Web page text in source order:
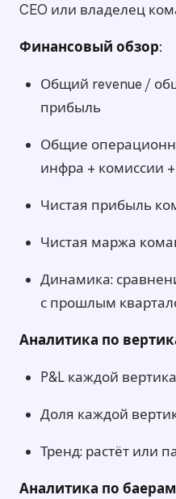
CEO или владелец
Финансовый обзор:
Общий revenue /
прибыль
Общие
инфра + комиссии
Чистая прибыль
Чистая маржа
Динамика:
с прошлым
Аналитика по
P&L каждой
Доля каждой
Тренд: растёт или
Аналитика по